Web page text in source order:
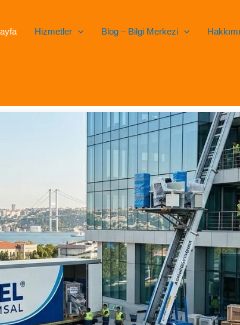
Hizmetler Blog – Bilgi Merkezi